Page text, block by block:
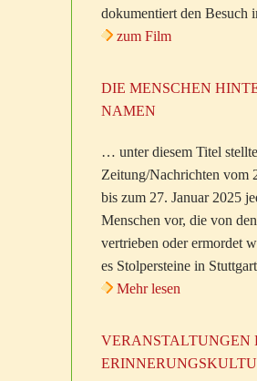
dokumentiert den Besuch
zum Film
DIE MENSCHEN
NAMEN
… unter diesem Titel
Zeitung/Nachrichten vom
bis zum 27. Januar 2025
Menschen vor, die von
vertrieben oder ermordet
es Stolpersteine in
Mehr lesen
VERANSTALTUNGEN